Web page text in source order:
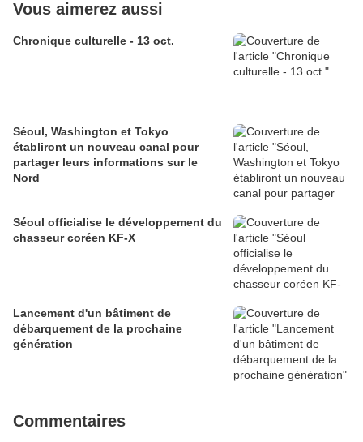
Vous aimerez aussi
Chronique culturelle - 13 oct.
Séoul, Washington et Tokyo
établiront un nouveau canal pour
partager leurs informations sur le
Nord
Séoul officialise le développement du
chasseur coréen KF-X
Lancement d'un bâtiment de
débarquement de la prochaine
génération
Commentaires